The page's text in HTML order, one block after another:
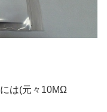
は(元々10MΩ